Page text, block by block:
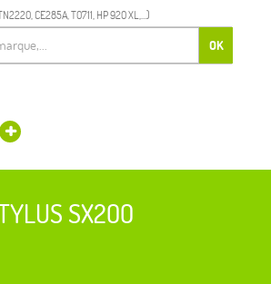
CE285A, T0711, HP 920 XL,...)
OK
SX200